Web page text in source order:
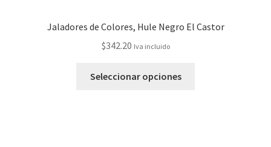
Jaladores de Colores, Hule Negro El Castor
$342.20 Iva incluido
Seleccionar opciones